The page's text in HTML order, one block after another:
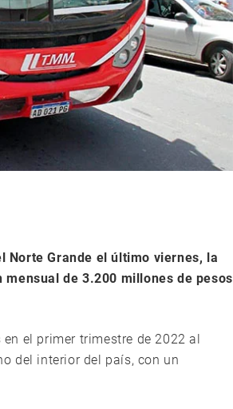
Norte Grande el último viernes, la
de 3.200 millones de pesos
el primer trimestre de 2022 al
del interior del país, con un